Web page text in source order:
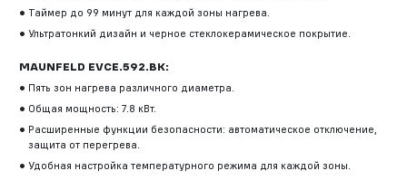
Таймер до 99 минут для каждой зоны нагрева.
Ультратонкий дизайн и черное стеклокерамическое покрытие.
MAUNFELD EVCE.592.BK:
Пять зон нагрева различного диаметра.
Общая мощность: 7.8 кВт.
Расширенные функции безопасности: автоматическое отключение,
защита от перегрева.
Удобная настройка температурного режима для каждой зоны.